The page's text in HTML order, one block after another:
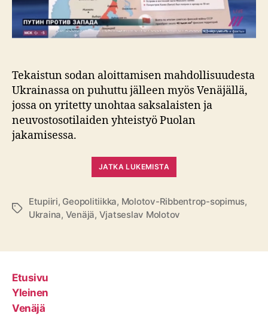
Tekaistun sodan aloittamisen mahdollisuudesta
Ukrainassa on puhuttu jälleen myös Venäjällä,
jossa on yritetty unohtaa saksalaisten ja
neuvostosotilaiden yhteistyö Puolan
jakamisessa.
JATKA LUKEMISTA
Avainsanat
Etupiiri, Geopolitiikka, Molotov-Ribbentrop-sopimus,
Ukraina, Venäjä, Vjatseslav Molotov
Etusivu
Yleinen
Venäjä